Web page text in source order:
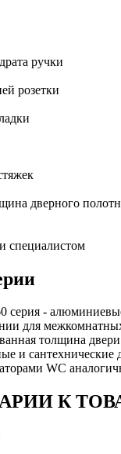
ручки
розетки
дверного
специалистом
серия -
для
толщина
и сантехнические
WC
К